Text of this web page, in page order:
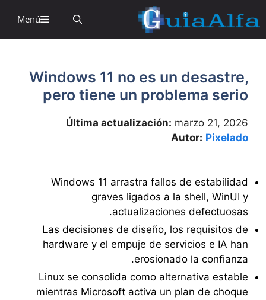
al
contenido
Menú
Windows 11 no es un desastre,
pero tiene un problema serio
Última actualización: marzo 21, 2026
Autor: Pixelado
Windows 11 arrastra fallos de estabilidad
graves ligados a la shell, WinUI y
actualizaciones defectuosas.
Las decisiones de diseño, los requisitos de
hardware y el empuje de servicios e IA han
erosionado la confianza.
Linux se consolida como alternativa estable
mientras Microsoft activa un plan de choque